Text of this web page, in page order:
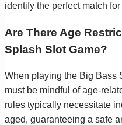
identify the perfect match
Are There Age
Splash Slot Game?
When playing the Big Bass
must be mindful of age-
rules typically necessitate
aged, guaranteeing a safe